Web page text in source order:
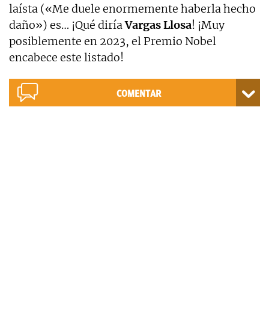
laísta («Me duele enormemente haberla hecho
daño») es… ¡Qué diríaVargas Llosa! ¡Muy
posiblemente en 2023, el Premio Nobel
encabece este listado!
COMENTAR